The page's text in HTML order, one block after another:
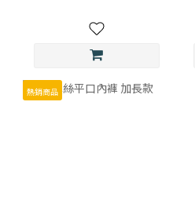
熱銷商品